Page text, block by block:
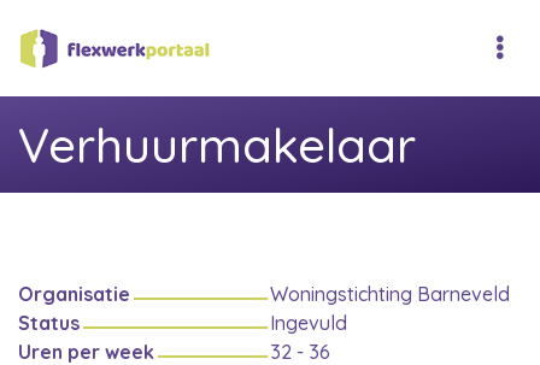
Verhuurmakelaar
Organisatie
Woningstichting Barneveld
Status
Ingevuld
Uren per week
32 - 36